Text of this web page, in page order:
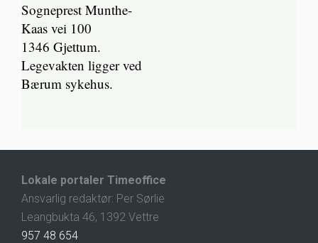
Sogneprest Munthe-
Kaas vei 100
1346 Gjettum.
Legevakten ligger ved
Bærum sykehus.
Lokale portaler Timeoffice
Ansvarlig redaktør: Per Sørlie
Leangbukta 46, 1392 Vettre
957 48 654